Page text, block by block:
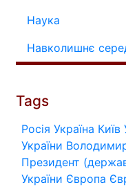
Наука
Навколишнє
Tags
Росія Україна Київ
України
Президент
України Європа